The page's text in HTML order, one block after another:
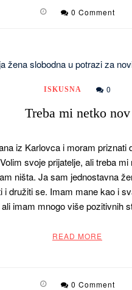
0 Comment
ISKUSNA 0
Treba mi netko nov
iz Karlovca i moram priznati
svoje prijatelje, ali treba
ništa. Ja sam jednostavna
i družiti se. Imam mane kao i
ali imam mnogo više pozitivnih
READ MORE
0 Comment